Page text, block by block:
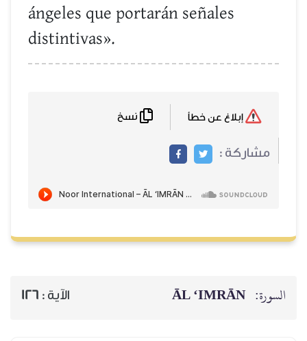
ángeles que portarán señales
distintivas».
مشاركة :
السورة: ĀL ‘IMRĀN الآية : 126